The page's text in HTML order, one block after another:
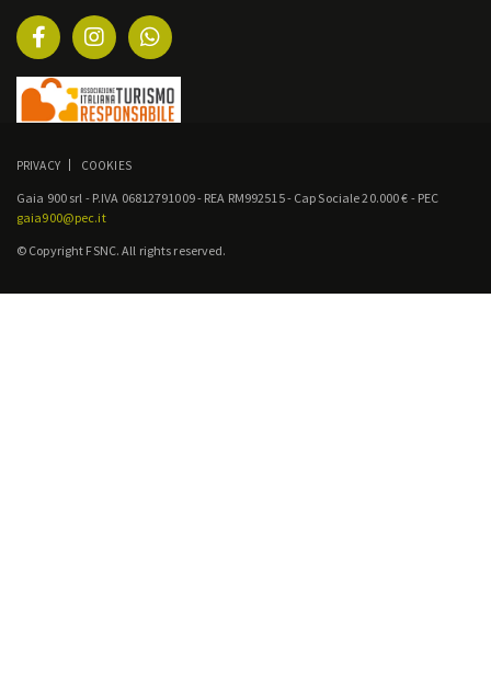
PRIVACY COOKIES
Gaia 900 srl - P.IVA 06812791009 - REA RM992515 - Cap Sociale 20.000 € - PEC
gaia900@pec.it
© Copyright FSNC. All rights reserved.